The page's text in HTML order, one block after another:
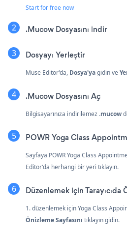
Start for free now
.Mucow Dosyasını İndir
Dosyayı Yerleştir
Muse Editor'da, Dosya'yagidin ve
.Mucow Dosyasını Aç
Bilgisayarınıza indirilemez.mucow
POWR Yoga Class
Sayfaya POWR Yoga Class
Editor'da herhangi bir yeri tıklayın.
Düzenlemek için Tarayıcıda
1. düzenlemek için Yoga Class
Önizleme Sayfasını tıklayın gidin.